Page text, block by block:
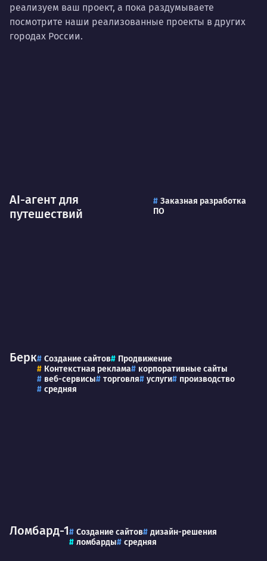
реализуем ваш проект, а пока раздумываете
посмотрите наши реализованные проекты в других
городах России.
AI-агент для
путешествий
Заказная разработка
ПО
Берк Создание сайтов
Продвижение
Контекстная реклама
корпоративные сайты
веб-сервисы
торговля услуги
производство
средняя
Ломбард-1 Создание сайтов
дизайн-решения
ломбарды
средняя